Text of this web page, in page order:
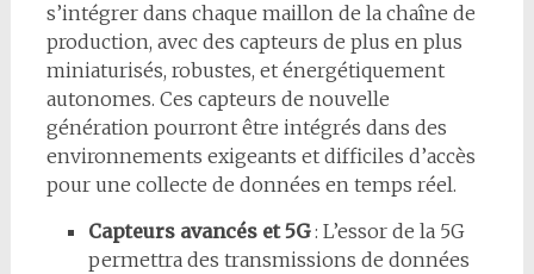
s’intégrer dans chaque maillon de la chaîne de
production, avec des capteurs de plus en plus
miniaturisés, robustes, et énergétiquement
autonomes. Ces capteurs de nouvelle
génération pourront être intégrés dans des
environnements exigeants et difficiles d’accès
pour une collecte de données en temps réel.
Capteurs avancés et 5G: L’essor de la 5G
permettra des transmissions de données